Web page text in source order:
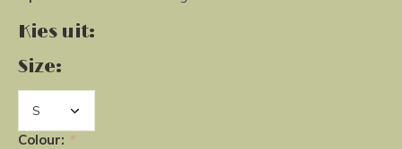
Kies uit:
Size:
Colour: *